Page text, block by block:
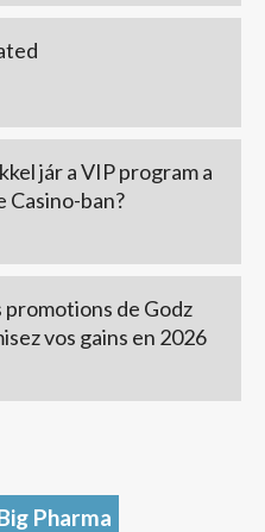
jár a VIP program a
Casino-ban?
promotions de Godz
vos gains en 2026
Pharma